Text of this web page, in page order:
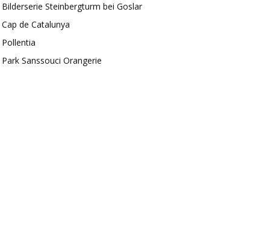
Bilderserie Steinbergturm bei Goslar
Cap de Catalunya
Pollentia
Park Sanssouci Orangerie